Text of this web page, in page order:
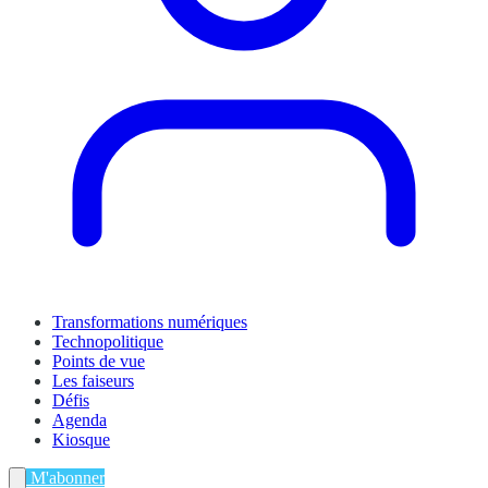
Transformations numériques
Technopolitique
Points de vue
Les faiseurs
Défis
Agenda
Kiosque
M'abonner